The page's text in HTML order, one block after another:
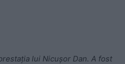
prestaţia lui Nicușor Dan. A fost